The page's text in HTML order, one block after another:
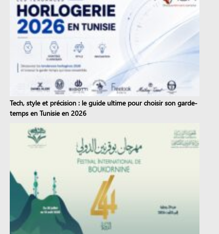
Tech, style et précision : le guide ultime pour choisir son garde-
temps en Tunisie en 2026